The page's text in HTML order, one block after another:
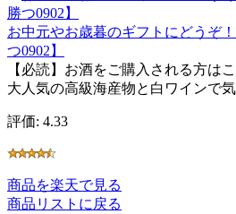
お中元やお歳暮のギフトにどうぞ
つ0902】
【必読】お酒をご購入される方は
大人気の高級海産物と白ワインで
評価: 4.33
商品を楽天で見る
商品リストに戻る